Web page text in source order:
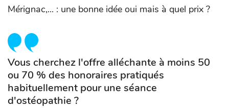
Mérignac,... : une bonne idée oui mais à quel prix ?
Vous cherchez l'offre alléchante à moins 50
ou 70 % des honoraires pratiqués
habituellement pour une séance
d'ostéopathie ?